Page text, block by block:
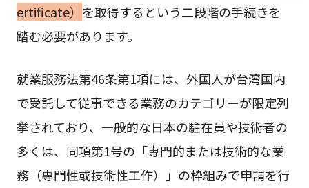
ertificate） を取得するという二段階の手続きを
踏む必要があります。
就業服務法第46条第1項には、外国人が台湾国内
で受託して従事できる業務のカテゴリーが限定列
挙されており、一般的な日本の駐在員や技術者の
多くは、同項第1号の「専門的または技術的な業
務（專門性或技術性工作）」の枠組みで申請を行